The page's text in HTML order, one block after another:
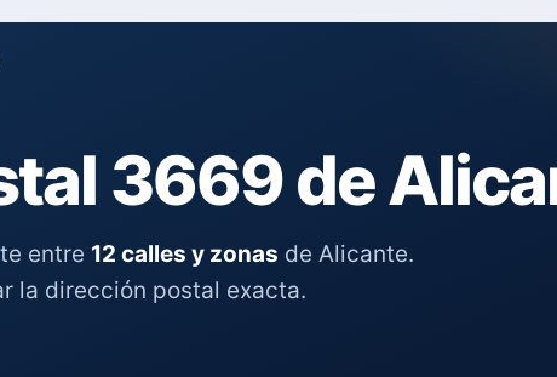
3669 de
entre 12 calles y zonas de Alicante.
la dirección postal exacta.